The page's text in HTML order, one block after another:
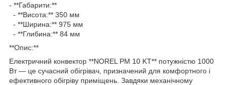
- **Габарити:**
- **Висота:** 350 мм
- **Ширина:** 975 мм
- **Глибина:** 84 мм
**Опис:**
Електричний конвектор **NOREL PM 10 KT** потужністю 1000
Вт — це сучасний обігрівач, призначений для комфортного і
ефективного обігріву приміщень. Завдяки механічному